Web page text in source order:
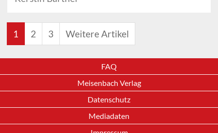
1 2 3 Weitere Artikel
FAQ
Meisenbach Verlag
Datenschutz
Mediadaten